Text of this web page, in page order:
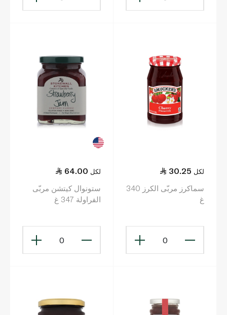
30.25 لكل
سماكرز مربّى الكرز 340
غ
0
64.00 لكل
ستونوال كيتشن مربّى
الفراولة 347 غ
0